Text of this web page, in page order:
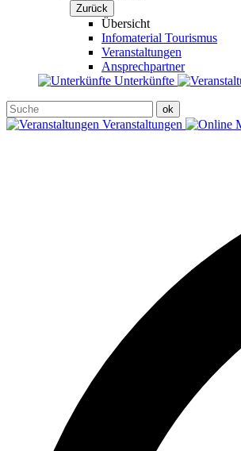
Zurück
Übersicht
Infomaterial Tourismus
Veranstaltungen
Ansprechpartner
Unterkünfte
Veranstaltungen